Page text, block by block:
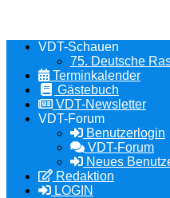
VDT-Schauen
75. Deutsche
Terminkalender
Gästebuch
VDT-Newsletter
VDT-Forum
Benutzerlogin
VDT-Forum
Neues
Redaktion
LOGIN